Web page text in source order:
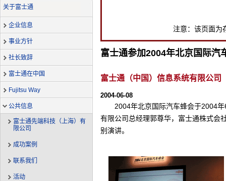
关于富士通
企业信息
事业方针
社长致辞
富士通在中国
Fujitsu Way
公共信息
富士通先端科技（上海）有
限公司
成功案例
联系我们
活动
注意：该页面为
富士通参加2004年北京国际汽
富士通（中国）信息系统有限公司
2004-06-08
2004年北京国际汽车蜂会于2004
有限公司总经理郭尊华，富士通株式会
别演讲。